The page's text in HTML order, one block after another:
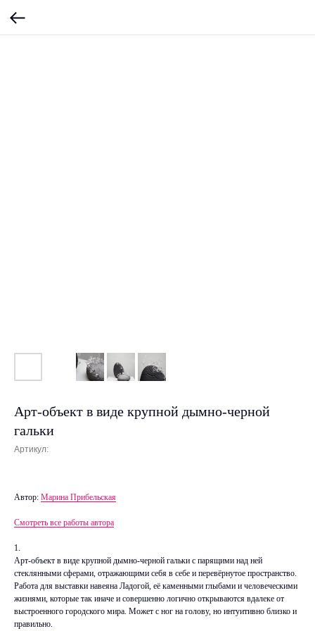
Арт-объект в виде крупной дымно-черной
гальки
Артикул:
Автор: Марина Прибельская
Смотреть все работы автора
1.
Арт-объект в виде крупной дымно-черной гальки с парящими над ней
стеклянными сферами, отражающими себя в себе и перевёрнутое пространство.
Работа для выставки навеяна Ладогой, её каменными глыбами и человеческими
жизнями, которые так иначе и совершенно логично открываются вдалеке от
выстроенного городского мира. Может с ног на голову, но интуитивно близко и
правильно.